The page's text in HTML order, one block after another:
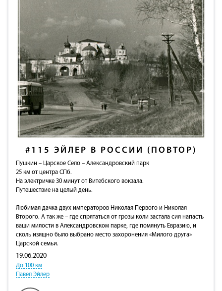
#115 ЭЙЛЕР В РОССИИ (ПОВТОР)
Пушкин – Царское Село – Александровский парк
25 км от центра СПб.
На электричке 30 минут от Витебского вокзала.
Путешествие на целый день.
Любимая дачка двух императоров Николая Первого и Николая
Второго. А так же – где спрятаться от грозы коли застала сия напасть
ваши милости в Александровском парке, где помянуть Евразию, и
сколь изящно было выбрано место захоронения «Милого друга»
Царской семьи.
19.06.2020
До 100 км
Павел Эйлер